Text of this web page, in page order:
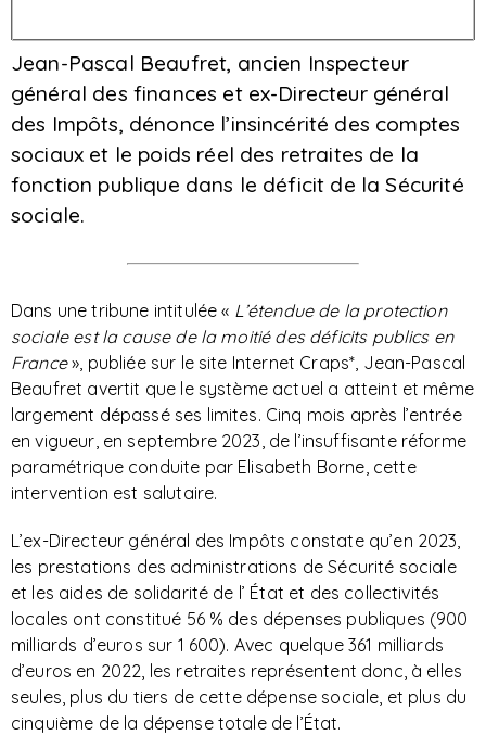
Jean-Pascal Beaufret, ancien Inspecteur
général des finances et ex-Directeur général
des Impôts, dénonce l’insincérité des comptes
sociaux et le poids réel des retraites de la
fonction publique dans le déficit de la Sécurité
sociale.
Dans une tribune intitulée « L’étendue de la protection
sociale est la cause de la moitié des déficits publics en
France», publiée sur le site Internet Craps*, Jean-Pascal
Beaufret avertit que le système actuel a atteint et même
largement dépassé ses limites. Cinq mois après l’entrée
en vigueur, en septembre 2023, de l’insuffisante réforme
paramétrique conduite par Elisabeth Borne, cette
intervention est salutaire.
L’ex-Directeur général des Impôts constate qu’en 2023,
les prestations des administrations de Sécurité sociale
et les aides de solidarité de l’ État et des collectivités
locales ont constitué 56 % des dépenses publiques (900
milliards d’euros sur 1 600). Avec quelque 361 milliards
d’euros en 2022, les retraites représentent donc, à elles
seules, plus du tiers de cette dépense sociale, et plus du
cinquième de la dépense totale de l’État.